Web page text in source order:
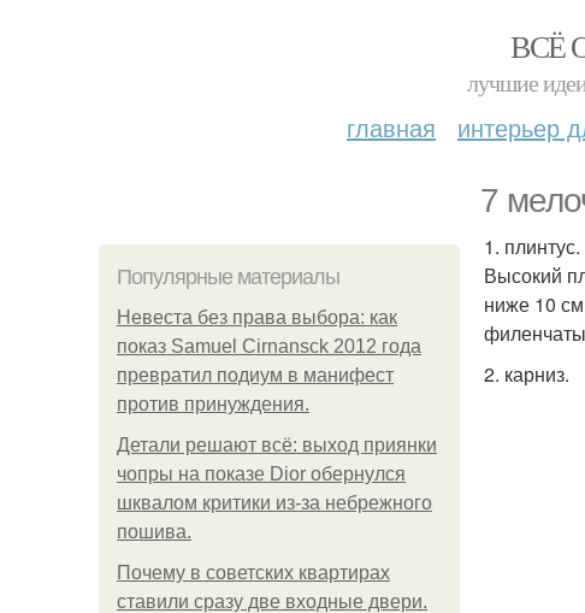
ВСЁ
лучшие
главная интерьер
7
Популярные материалы
Невеста без права выбора: как
показ Samuel Cirnansck 2012 года
превратил подиум в манифест
против принуждения.
Детали решают всё: выход приянки
чопры на показе Dior обернулся
шквалом критики из-за небрежного
пошива.
Почему в советских квартирах
ставили сразу две входные двери.
1. плинтус.
Высокий
ниже 10
2. карниз.